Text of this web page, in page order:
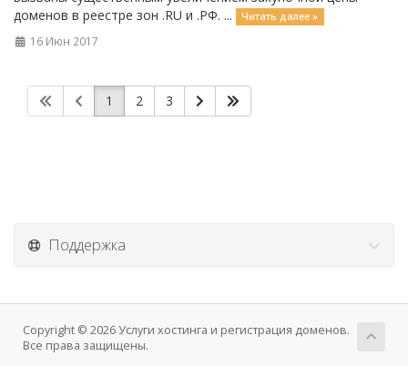
доменов в реестре зон .RU и .РФ. ...
Читать далее »
16 Июн 2017
1 2 3
Поддержка
Copyright © 2026 Услуги хостинга и регистрация доменов.
Все права защищены.